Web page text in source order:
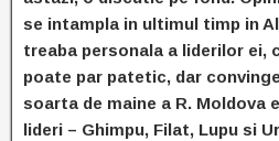
se intampla in ultimul timp in
treaba personala a liderilor ei,
poate par patetic, dar
soarta de maine a R. Moldova
lideri – Ghimpu, Filat, Lupu si